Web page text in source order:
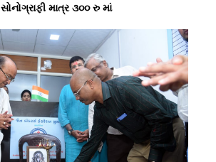
સોનોગ્રાફી માત્ર ૩૦૦ રુ માં